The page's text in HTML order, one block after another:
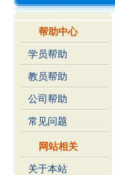
帮助中心
学员帮助
教员帮助
公司帮助
常见问题
网站相关
关于本站